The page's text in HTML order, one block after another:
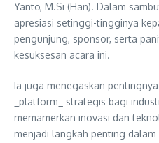
Yanto, M.Si (Han). Dalam
apresiasi setinggi-tingginya
pengunjung, sponsor, serta
kesuksesan acara ini.
Ia juga menegaskan
_platform_ strategis bagi
memamerkan inovasi dan
menjadi langkah penting